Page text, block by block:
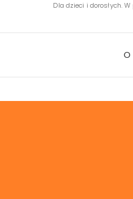
Dla dzieci i dorosłych.
O